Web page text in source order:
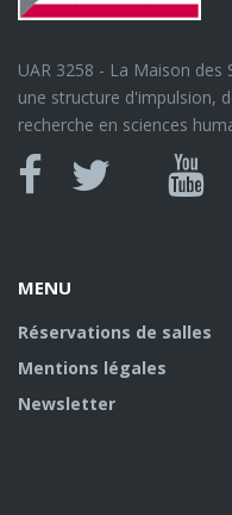
UAR 3258 - La Maison
une structure d'impulsion,
recherche en sciences
Canal
MENU
Réservations de salles
Mentions légales
Newsletter